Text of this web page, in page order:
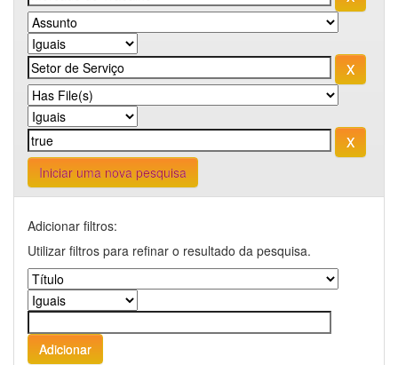
Iniciar uma nova pesquisa
Adicionar filtros:
Utilizar filtros para refinar o resultado da pesquisa.